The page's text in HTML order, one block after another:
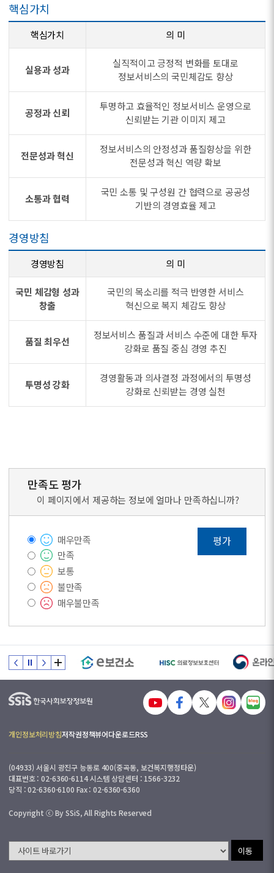
핵심가치
핵심가치 의 미
실용과 성과
실직적이고 긍정적 변화를 토대로
정보서비스의 국민체감도 향상
공정과 신뢰
투명하고 효율적인 정보서비스 운영으로
신뢰받는 기관 이미지 제고
전문성과 혁신
정보서비스의 안정성과 품질향상을 위한
전문성과 혁신 역량 확보
소통과 협력
국민 소통 및 구성원 간 협력으로 공공성
기반의 경영효율 제고
경영방침
경영방침 의 미
국민 체감형 성과
창출
국민의 목소리를 적극 반영한 서비스
혁신으로 복지 체감도 향상
품질 최우선
정보서비스 품질과 서비스 수준에 대한 투자
강화로 품질 중심 경영 추진
투명성 강화
경영활동과 의사결정 과정에서의 투명성
강화로 신뢰받는 경영 실천
만족도 평가
이 페이지에서 제공하는 정보에 얼마나 만족하십니까?
매우만족
만족
보통
불만족
매우불만족
평가
개인정보처리방침저작권정책뷰어다운로드RSS
(04933) 서울시 광진구 능동로 400(중곡동, 보건복지행정타운)
대표번호 : 02-6360-6114 시스템 상담센터 : 1566-3232
당직 : 02-6360-6100 Fax : 02-6360-6360
Copyright ⓒ By SSiS, All Rights Reserved
이동